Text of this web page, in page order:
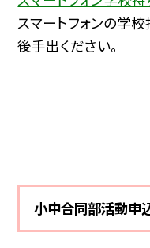
スマートフォンの学
後手出ください。
小中合同部活動申